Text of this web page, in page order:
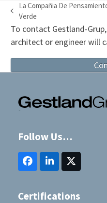
previous
post:
La Compañia De
Verde
To contact Gestland-
architect or engineer will
Follow Us…
FacebookLinkedInTwitter
Certifications